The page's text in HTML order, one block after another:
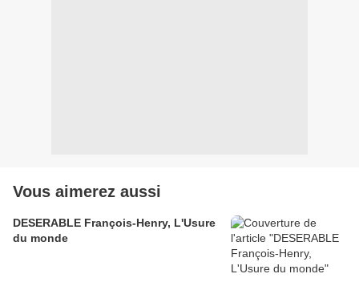
Vous aimerez aussi
DESERABLE François-Henry, L'Usure
du monde